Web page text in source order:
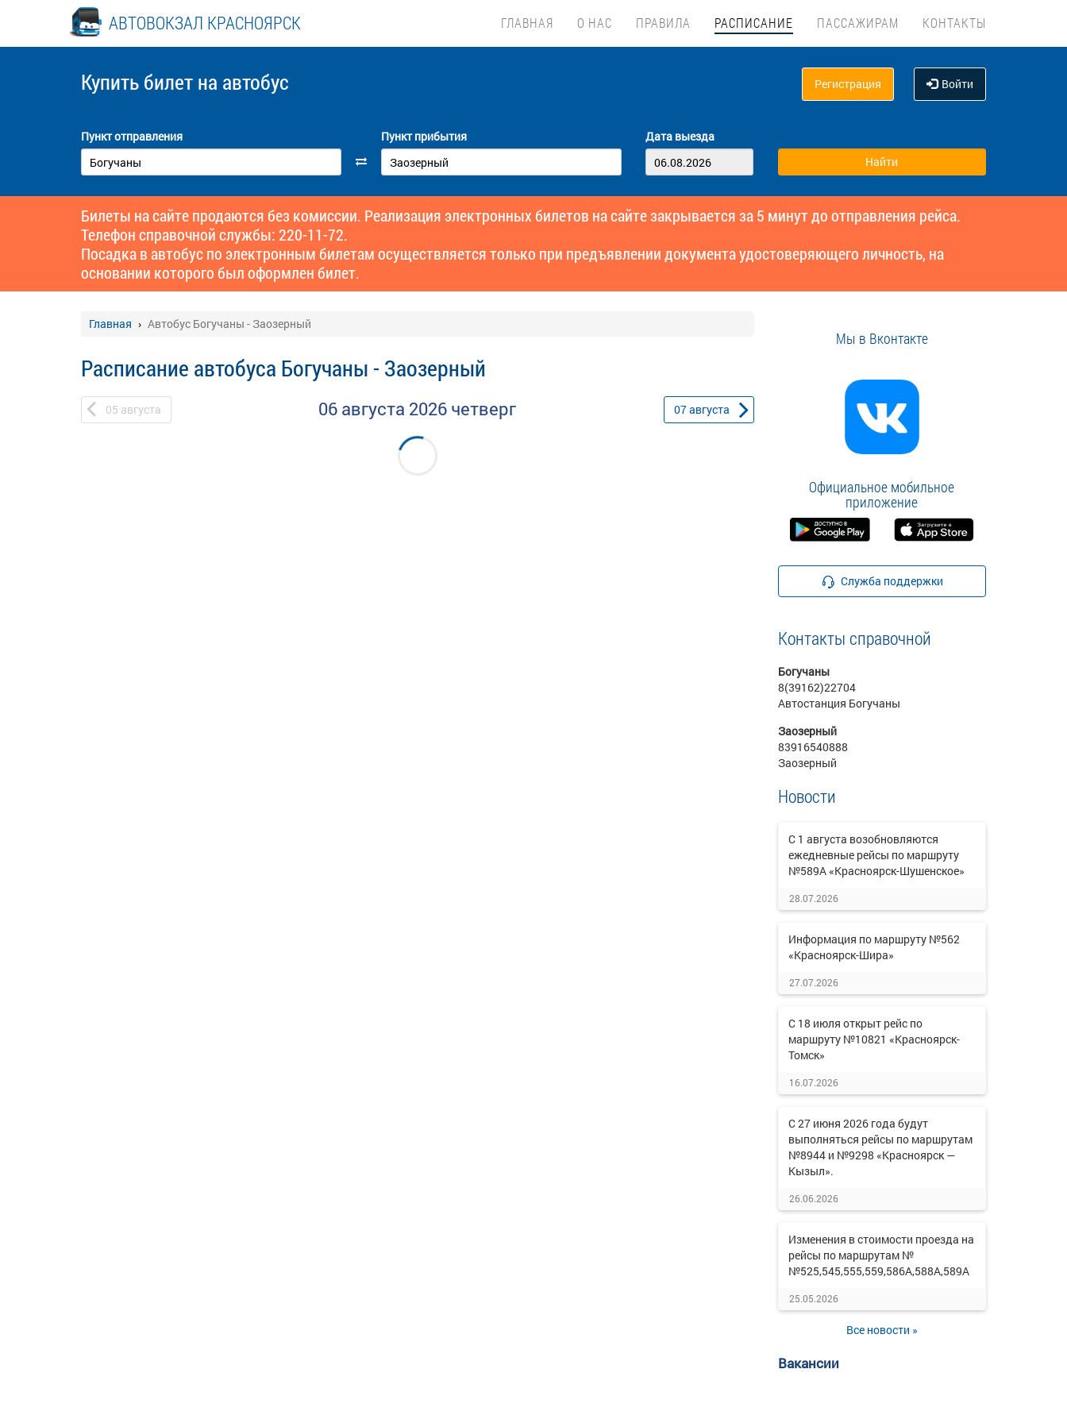
АВТОВОКЗАЛ КРАСНОЯРСК ГЛАВНАЯ О НАС ПРАВИЛА РАСПИСАНИЕ ПАССАЖИРАМ КОНТАКТЫ
Купить билет на автобус Регистрация Войти
Пункт отправления Пункт прибытия Дата выезда
Билеты на сайте продаются без комиссии. Реализация электронных билетов на сайте закрывается за 5 минут до отправления рейса.
Телефон справочной службы: 220-11-72.
Посадка в автобус по электронным билетам осуществляется только при предъявлении документа удостоверяющего личность, на
основании которого был оформлен билет.
Главная Автобус Богучаны - Заозерный
Расписание автобуса Богучаны - Заозерный
05 августа 06 августа 2026 четверг 07августа
Мы в Вконтакте
Официальное мобильное
приложение
Служба поддержки
Контакты справочной
Богучаны
8(39162)22704
Автостанция Богучаны
Заозерный
83916540888
Заозерный
Новости
С 1 августа возобновляются
ежедневные рейсы по маршруту
№589А «Красноярск-Шушенское»
28.07.2026
Информация по маршруту №562
«Красноярск-Шира»
27.07.2026
С 18 июля открыт рейс по
маршруту №10821 «Красноярск-
Томск»
16.07.2026
С 27 июня 2026 года будут
выполняться рейсы по маршрутам
№8944 и №9298 «Красноярск —
Кызыл».
26.06.2026
Изменения в стоимости проезда на
рейсы по маршрутам №
№525,545,555,559,586А,588А,589А
25.05.2026
Все новости »
Вакансии